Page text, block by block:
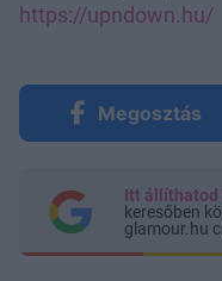
https://upndown.hu/
Megosztás
Itt állíthatod
keresőben
glamour.hu